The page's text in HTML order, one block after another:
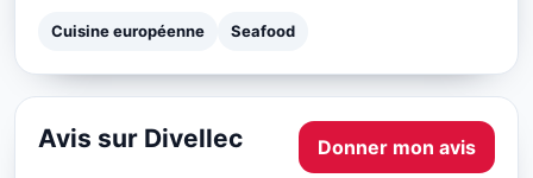
Cuisine européenne Seafood
Avis sur Divellec Donner mon avis